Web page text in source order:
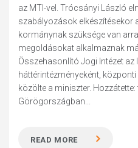
az MTI-vel. Trócsányi László
szabályozások elkészítésekor
kormánynak szüksége van
megoldásokat alkalmaznak
Összehasonlító Jogi Intézet
háttérintézményeként,
közölte a miniszter.
Görögországban...
READ MORE